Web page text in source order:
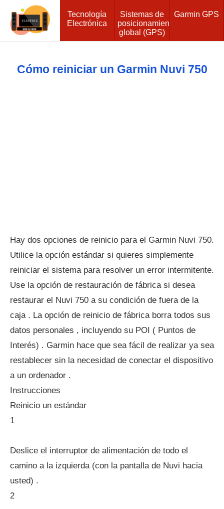
Tecnología
Electrónica
Sistemas de
posicionamiento
global (GPS)
Garmin GPS
Cómo reiniciar un Garmin Nuvi 750
Hay dos opciones de reinicio para el Garmin Nuvi 750.
Utilice la opción estándar si quieres simplemente
reiniciar el sistema para resolver un error intermitente.
Use la opción de restauración de fábrica si desea
restaurar el Nuvi 750 a su condición de fuera de la
caja . La opción de reinicio de fábrica borra todos sus
datos personales , incluyendo su POI ( Puntos de
Interés) . Garmin hace que sea fácil de realizar ya sea
restablecer sin la necesidad de conectar el dispositivo
a un ordenador .
Instrucciones
Reinicio un estándar
1
Deslice el interruptor de alimentación de todo el
camino a la izquierda (con la pantalla de Nuvi hacia
usted) .
2